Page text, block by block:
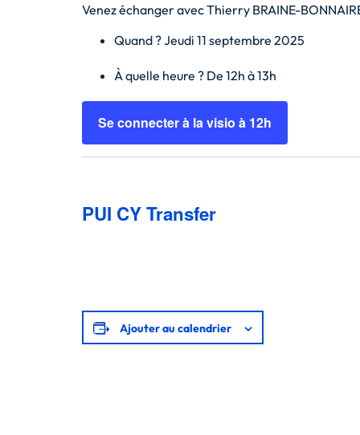
Venez échanger avec Thierry BRAINE-
Quand ? Jeudi 11 septembre 2025
À quelle heure ? De 12h à 13h
Se connecter à la visio à 12h
PUI CY Transfer
Ajouter au calendrier